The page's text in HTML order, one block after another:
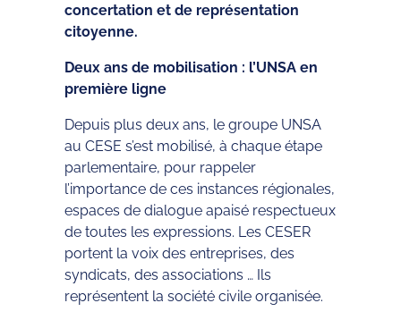
concertation et de représentation
citoyenne.
Deux ans de mobilisation : l’UNSA en
première ligne
Depuis plus deux ans, le groupe UNSA
au CESE s’est mobilisé, à chaque étape
parlementaire, pour rappeler
l’importance de ces instances régionales,
espaces de dialogue apaisé respectueux
de toutes les expressions. Les CESER
portent la voix des entreprises, des
syndicats, des associations … Ils
représentent la société civile organisée.